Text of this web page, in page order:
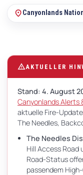
dieser
Seite
place
warningAKTUELLER
Stand: 4. August
Canyonlands Alerts
aktuelle Fire-
The Needles,
The Needles
Hill Access Road
Road-Status
passendem